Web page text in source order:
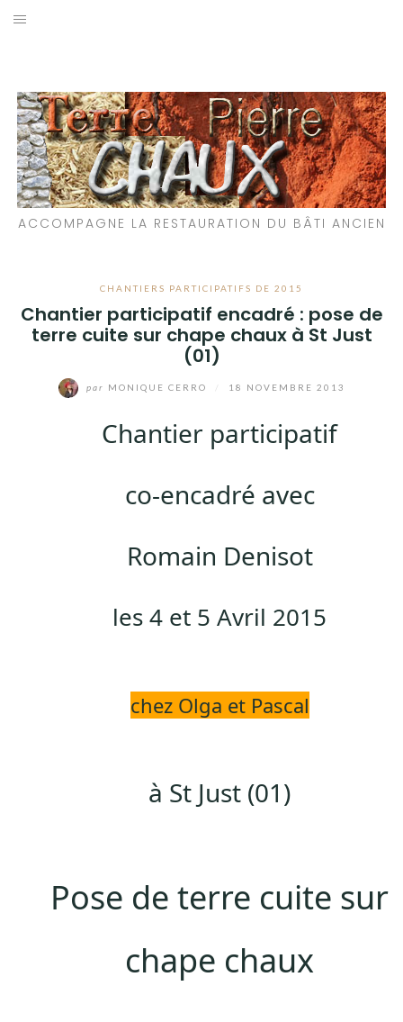
Aller
ACCOMPAGNE LA RESTAURATION DU BÂTI ANCIEN
CHANTIERS PARTICIPATIFS DE 2015
Chantier participatif encadré : pose de
terre cuite sur chape chaux à St Just
(01)
par MONIQUE CERRO 18 NOVEMBRE 2013
Chantier participatif
co-encadré avec
Romain Denisot
les 4 et 5 Avril 2015
chez Olga et Pascal
à St Just (01)
Pose de terre cuite sur
chape chaux
PARTICIPATIFS
CHANTIERS RÉALISÉS
QUE PROPOSONS-NOUS ?